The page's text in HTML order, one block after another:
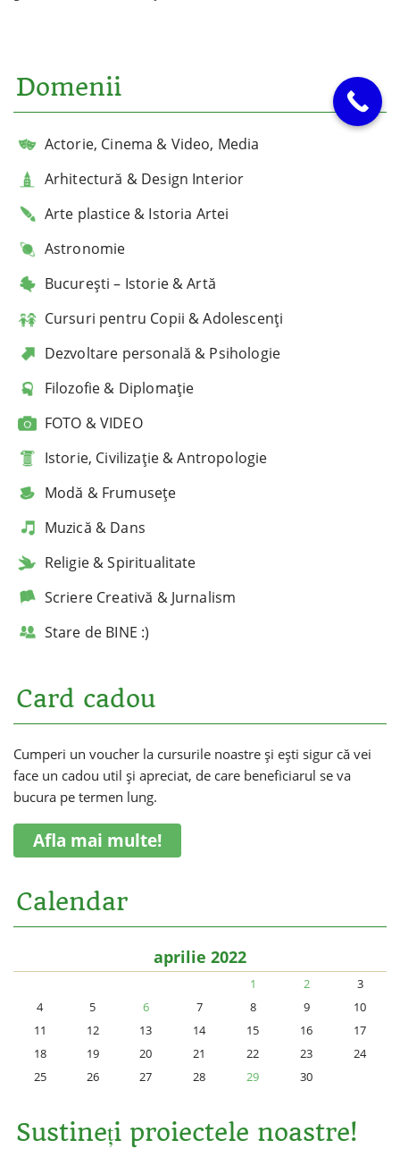
Domenii
Actorie, Cinema & Video, Media
Arhitectură & Design Interior
Arte plastice & Istoria Artei
Astronomie
București – Istorie & Artă
Cursuri pentru Copii & Adolescenți
Dezvoltare personală & Psihologie
Filozofie & Diplomație
FOTO & VIDEO
Istorie, Civilizație & Antropologie
Modă & Frumusețe
Muzică & Dans
Religie & Spiritualitate
Scriere Creativă & Jurnalism
Stare de BINE :)
Card cadou
Cumperi un voucher la cursurile noastre și ești sigur că vei
face un cadou util și apreciat, de care beneficiarul se va
bucura pe termen lung.
Afla mai multe!
Calendar
aprilie 2022
1 2
3
4
5 6 7 8 9
10
11
12 13 14 15 16
17
18
19 20 21 22 23
24
25
26 27 28 29 30
Sustineți proiectele noastre!